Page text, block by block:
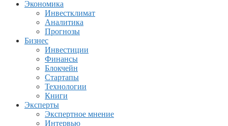
Экономика
Инвестклимат
Аналитика
Прогнозы
Бизнес
Инвестиции
Финансы
Блокчейн
Стартапы
Технологии
Книги
Эксперты
Экспертное мнение
Интервью